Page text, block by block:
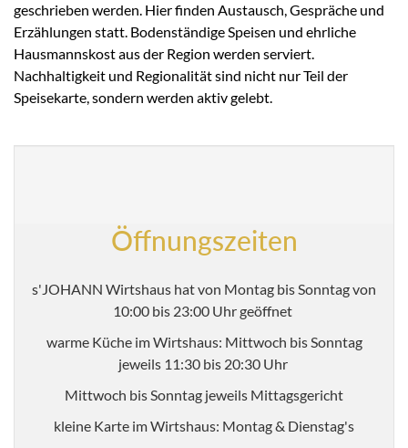
geschrieben werden. Hier finden Austausch, Gespräche und
Erzählungen statt. Bodenständige Speisen und ehrliche
Hausmannskost aus der Region werden serviert.
Nachhaltigkeit und Regionalität sind nicht nur Teil der
Speisekarte, sondern werden aktiv gelebt.
Öffnungszeiten
s'JOHANN Wirtshaus hat von Montag bis Sonntag von
10:00 bis 23:00 Uhr geöffnet
warme Küche im Wirtshaus: Mittwoch bis Sonntag
jeweils 11:30 bis 20:30 Uhr
Mittwoch bis Sonntag jeweils Mittagsgericht
kleine Karte im Wirtshaus: Montag & Dienstag's